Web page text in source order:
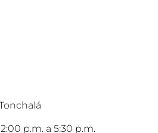
p.m. a 5:30 p.m.